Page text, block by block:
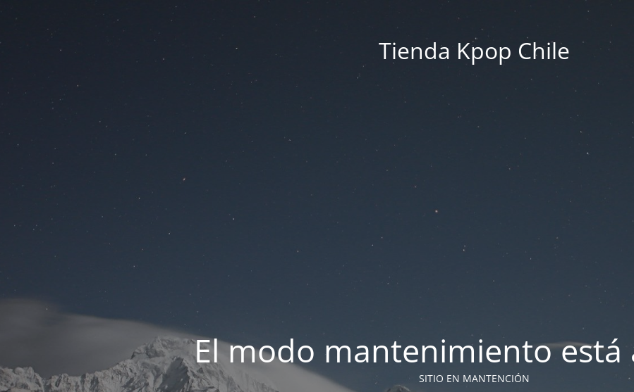
Tienda Kpop Chile
El modo mantenimiento está
SITIO EN MANTENCIÓN